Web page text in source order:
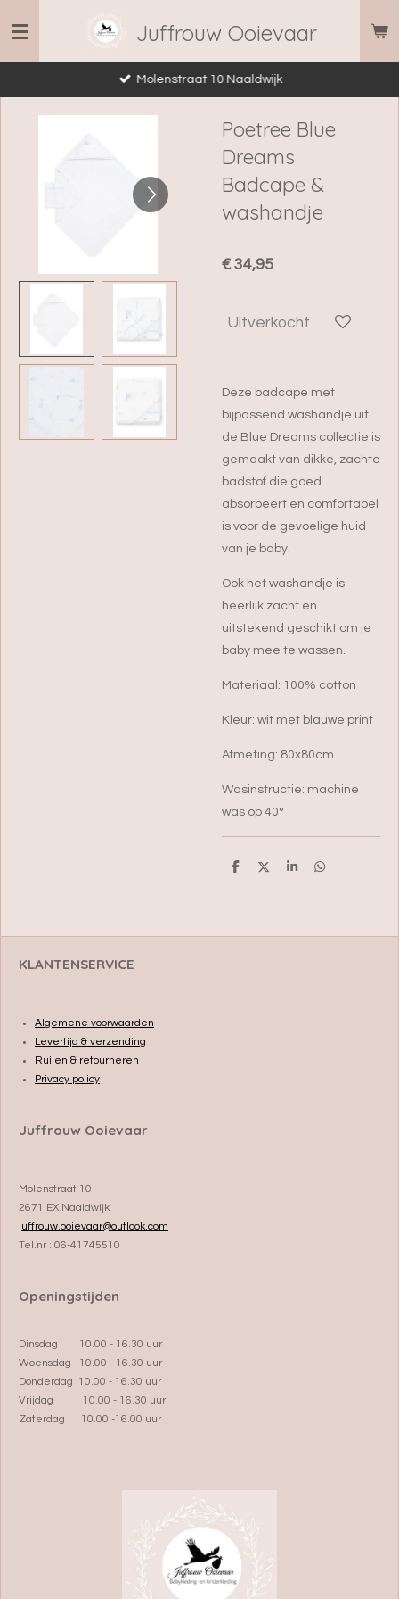
direct
naar
Juffrouw Ooievaar
Molenstraat 10 Naaldwijk
Poetree Blue
Dreams
Badcape &
washandje
€ 34,95
Uitverkocht
Deze badcape met
bijpassend washandje uit
de Blue Dreams collectie is
gemaakt van dikke, zachte
badstof die goed
absorbeert en comfortabel
is voor de gevoelige huid
van je baby.
Ook het washandje is
heerlijk zacht en
uitstekend geschikt om je
baby mee te wassen.
Materiaal: 100% cotton
Kleur: wit met blauwe print
Afmeting: 80x80cm
Wasinstructie: machine
was op 40°
D
D
S
D
KLANTENSERVICE
Algemene voorwaarden
Levertijd & verzending
Ruilen & retourneren
Privacy policy
Juffrouw Ooievaar
Molenstraat 10
2671 EX Naaldwijk
juffrouw.ooievaar@outlook.com
Tel.nr : 06-41745510
Openingstijden
Dinsdag 10.00 - 16.30 uur
Woensdag 10.00 - 16.30 uur
Donderdag 10.00 - 16.30 uur
Vrijdag 10.00 - 16.30 uur
Zaterdag 10.00 -16.00 uur